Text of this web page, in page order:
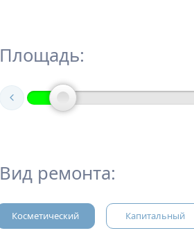
Площадь:
Вид ремонта:
Косметический Капитальный